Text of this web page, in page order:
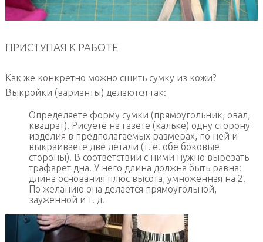
ПРИСТУПАЯ К РАБОТЕ
Как же конкретно можно сшить сумку из кожи?
Выкройки (варианты) делаются так:
Определяете форму сумки (прямоугольник, овал,
квадрат). Рисуете на газете (кальке) одну сторону
изделия в предполагаемых размерах, по ней и
выкраиваете две детали (т. е. обе боковые
стороны). В соответствии с ними нужно вырезать
трафарет дна. У него длина должна быть равна:
длина основания плюс высота, умноженная на 2.
По желанию она делается прямоугольной,
зауженной и т. д.